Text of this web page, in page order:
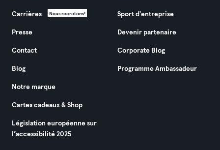
Carrières Nous recrutons!
Presse
Contact
Blog
Notre marque
Cartes cadeaux & Shop
Législation européenne sur
l’accessibilité 2025
Sport d'entreprise
Devenir partenaire
Corporate Blog
Programme Ambassadeur